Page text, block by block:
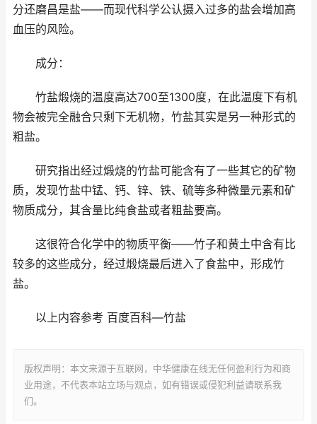
分还磨昌是盐——而现代科学公认摄入过多的盐会增加高
血压的风险。
成分：
竹盐煅烧的温度高达700至1300度，在此温度下有机
物会被完全融合只剩下无机物，竹盐其实是另一种形式的
粗盐。
研究指出经过煅烧的竹盐可能含有了一些其它的矿物
质，发现竹盐中锰、钙、锌、铁、硫等多种微量元素和矿
物质成分，其含量比纯食盐或者粗盐要高。
这很符合化学中的物质平衡——竹子和黄土中含有比
较多的这些成分，经过煅烧最后进入了食盐中，形成竹
盐。
以上内容参考 百度百科—竹盐
版权声明：本文来源于互联网，中华健康在线无任何盈利行为和商
业用途，不代表本站立场与观点，如有错误或侵犯利益请联系我
们。